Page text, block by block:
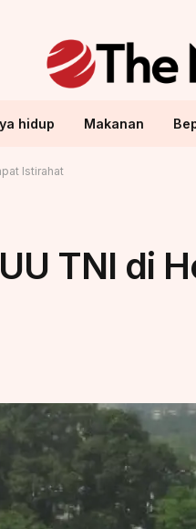
hidup Makanan
Istirahat
TNI di